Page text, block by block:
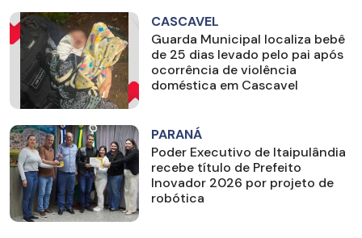
CASCAVEL
Guarda Municipal localiza bebê
de 25 dias levado pelo pai após
ocorrência de violência
doméstica em Cascavel
PARANÁ
Poder Executivo de Itaipulândia
recebe título de Prefeito
Inovador 2026 por projeto de
robótica